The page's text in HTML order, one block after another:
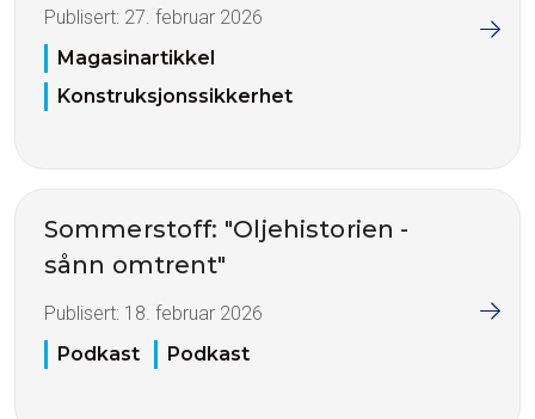
Publisert: 27. februar 2026
Magasinartikkel
Konstruksjonssikkerhet
Sommerstoff: "Oljehistorien -
sånn omtrent"
Publisert: 18. februar 2026
Podkast
Podkast